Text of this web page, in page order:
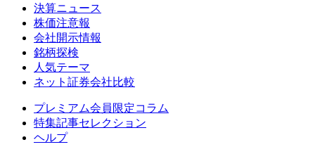
決算ニュース
株価注意報
会社開示情報
銘柄探検
人気テーマ
ネット証券会社比較
プレミアム会員限定コラム
特集記事セレクション
ヘルプ